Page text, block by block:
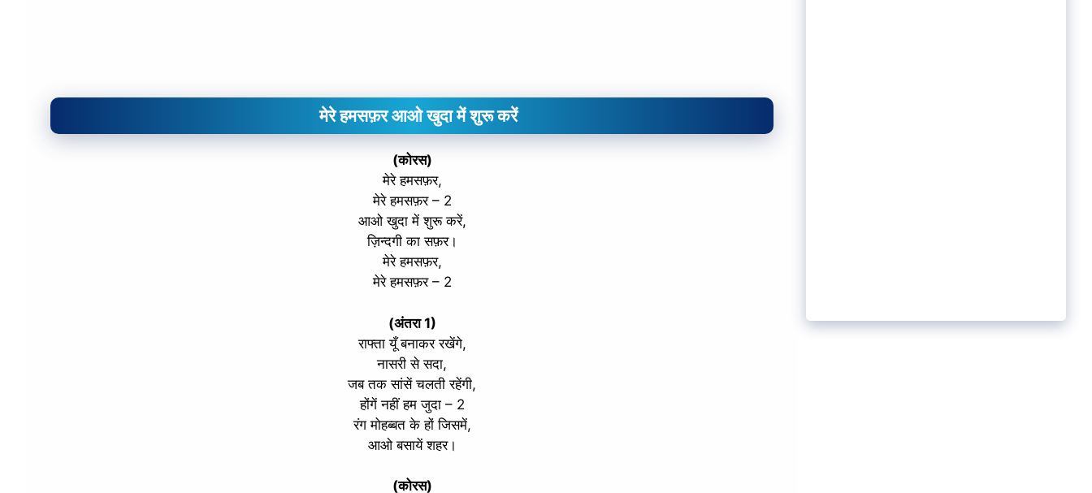
मेरे हमसफ़र आओ खुदा में शुरू करें
(कोरस)
मेरे हमसफ़र,
मेरे हमसफ़र – 2
आओ खुदा में शुरू करें,
ज़िन्दगी का सफ़र।
मेरे हमसफ़र,
मेरे हमसफ़र – 2
(अंतरा 1)
राफ्ता यूँ बनाकर रखेंगे,
नासरी से सदा,
जब तक सांसें चलती रहेंगी,
होंगें नहीं हम जुदा – 2
रंग मोहब्बत के हों जिसमें,
आओ बसायें शहर।
(कोरस)